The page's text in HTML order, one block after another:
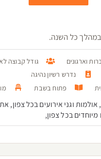
כל השנה.
וארגונים
גודל קבוצה
נדרש רשיון נהיגה
פתוח בשבת
אולמות וגני אירועים בכל צפון,
בכל צפון,